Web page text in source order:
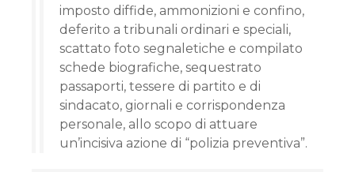
imposto diffide, ammonizioni e confino,
deferito a tribunali ordinari e speciali,
scattato foto segnaletiche e compilato
schede biografiche, sequestrato
passaporti, tessere di partito e di
sindacato, giornali e corrispondenza
personale, allo scopo di attuare
un’incisiva azione di “polizia preventiva”.